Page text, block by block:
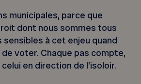
municipales, parce que
dont nous sommes tous
à cet enjeu quand
voter. Chaque pas compte,
en direction de l’isoloir.